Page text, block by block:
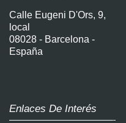
Calle Eugeni D'Ors, 9,
local
08028 - Barcelona -
España
Enlaces De Interés